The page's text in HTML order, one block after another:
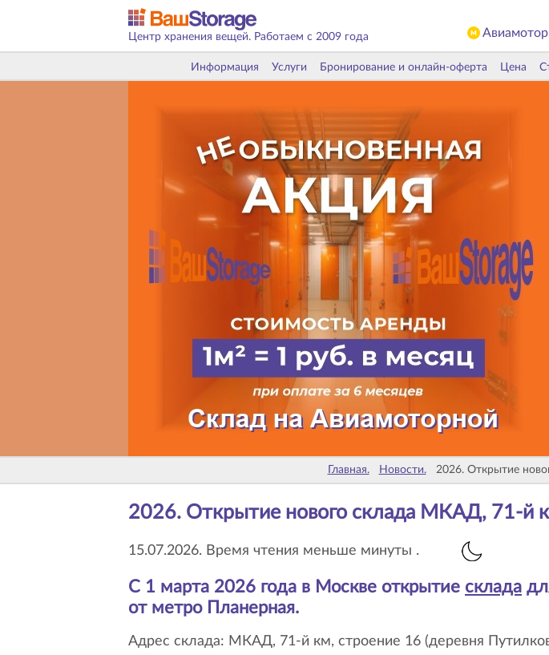
Центр хранения вещей. Работаем с 2009 года
Информация Услуги Бронирование и онлайн-оферта Цена
Главная. Новости. 2026. Открытие
2026. Открытие нового склада МКАД, 71-й
15.07.2026. Время чтения меньше минуты .
С 1 марта 2026 года в Москве открытие склада
от метро Планерная.
Адрес склада: МКАД, 71-й км, строение 16 (деревня